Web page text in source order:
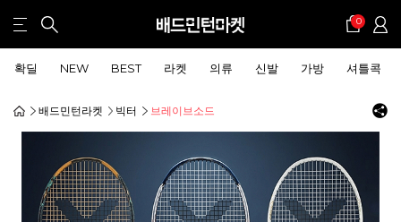
0
확딜 NEW BEST 라켓 의류 신발 가방 셔틀콕
배드민턴라켓 빅터 브레이브소드